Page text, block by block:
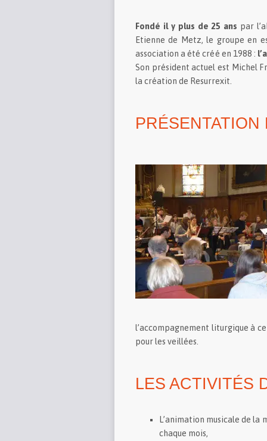
Fondé il y plus de 25 ans par
Etienne de Metz, le groupe en
association a été créé en 1988 :
Son président actuel est Michel
la création de Resurrexit.
PRÉSENTATION
l’accompagnement liturgique à
pour les veillées.
LES ACTIVITÉS
L’animation musicale de la
chaque mois,